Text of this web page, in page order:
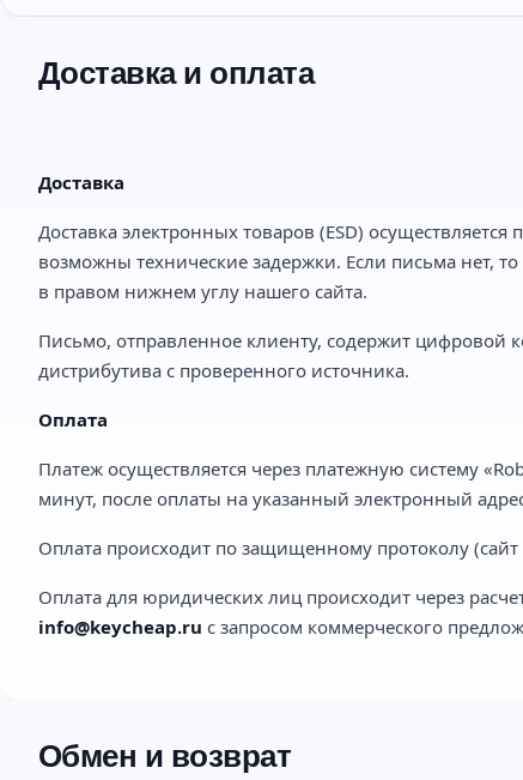
Доставка и оплата
Доставка
Доставка электронных товаров (ESD)
возможны технические задержки. Если письма нет,
в правом нижнем углу нашего сайта.
Письмо, отправленное клиенту, содержит цифровой
дистрибутива с проверенного источника.
Оплата
Платеж осуществляется через платежную систему
минут, после оплаты на указанный электронный
Оплата происходит по защищенному протоколу (сайт
Оплата для юридических лиц происходит через
info@keycheap.ru с запросом коммерческого
Обмен и возврат